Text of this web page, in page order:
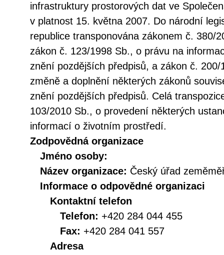
infrastruktury prostorových dat ve
v platnost 15. května 2007. Do národní
republice transponována zákonem č. 380/
zákon č. 123/1998 Sb., o právu na
znění pozdějších předpisů, a zákon č.
změně a doplnění některých zákonů
znění pozdějších předpisů. Celá
103/2010 Sb., o provedení některých
informací o životním prostředí.
Zodpovědná organizace
Jméno osoby:
Název organizace: Český úřad
Informace o odpovědné organizaci
Kontaktní telefon
Telefon: +420 284 044 455
Fax: +420 284 041 557
Adresa